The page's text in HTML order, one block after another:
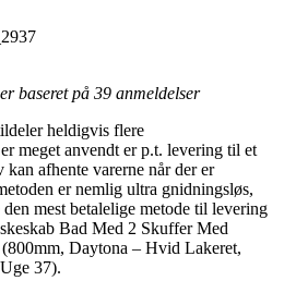
baseret på 39 anmeldelser
heldigvis flere
meget anvendt er p.t. levering til et
afhente varerne når der er
er nemlig ultra gnidningsløs,
mest betalelige metode til levering
Bad Med 2 Skuffer Med
Daytona – Hvid Lakeret,
37).